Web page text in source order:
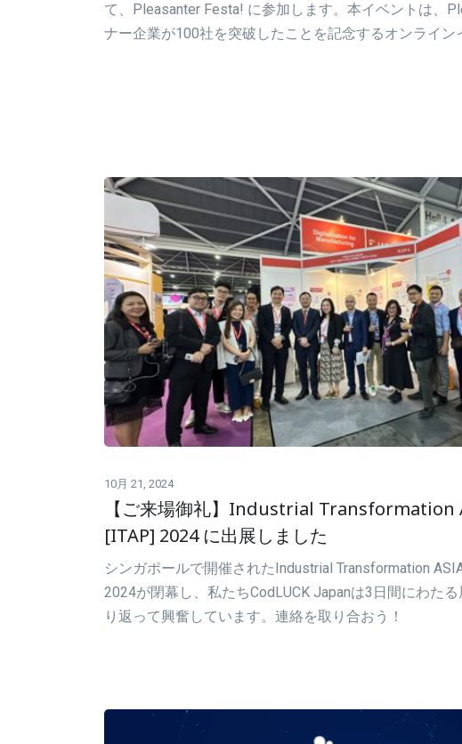
て、Pleasanter Festa! に参加します。本イベントは、
ナー企業が100社を突破したことを記念するオンライン
10月 21, 2024
【ご来場御礼】Industrial Transformation
[ITAP] 2024 に出展しました
シンガポールで開催されたIndustrial Transformation
2024が閉幕し、私たちCodLUCK Japanは3日間にわた
り返って興奮しています。連絡を取り合おう！